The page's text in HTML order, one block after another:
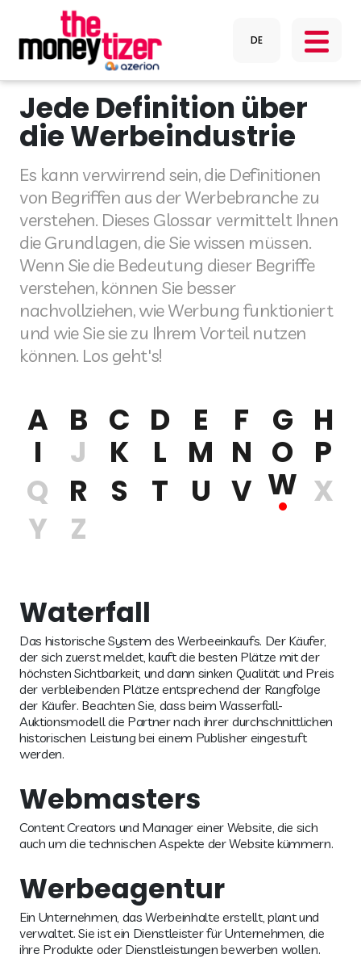
Jede Definition über
die Werbeindustrie
Es kann verwirrend sein, die Definitionen
von Begriffen aus der Werbebranche zu
verstehen. Dieses Glossar vermittelt Ihnen
die Grundlagen, die Sie wissen müssen.
Wenn Sie die Bedeutung dieser Begriffe
verstehen, können Sie besser
nachvollziehen, wie Werbung funktioniert
und wie Sie sie zu Ihrem Vorteil nutzen
können. Los geht's!
A B C D E F G H
I
J K L M N O P
Q R S T U V W X
Y
Z
Waterfall
Das historische System des Werbeeinkaufs. Der Käufer,
der sich zuerst meldet, kauft die besten Plätze mit der
höchsten Sichtbarkeit, und dann sinken Qualität und Preis
der verbleibenden Plätze entsprechend der Rangfolge
der Käufer. Beachten Sie, dass beim Wasserfall-
Auktionsmodell die Partner nach ihrer durchschnittlichen
historischen Leistung bei einem Publisher eingestuft
werden.
Webmasters
Content Creators und Manager einer Website, die sich
auch um die technischen Aspekte der Website kümmern.
Werbeagentur
Ein Unternehmen, das Werbeinhalte erstellt, plant und
verwaltet. Sie ist ein Dienstleister für Unternehmen, die
ihre Produkte oder Dienstleistungen bewerben wollen.